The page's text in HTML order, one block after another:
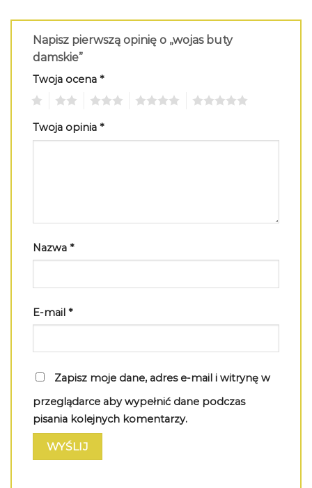
Napisz pierwszą opinię o „wojas buty
damskie”
Twoja ocena *
Twoja opinia *
Nazwa *
E-mail *
Zapisz moje dane, adres e-mail i witrynę w
przeglądarce aby wypełnić dane podczas
pisania kolejnych komentarzy.